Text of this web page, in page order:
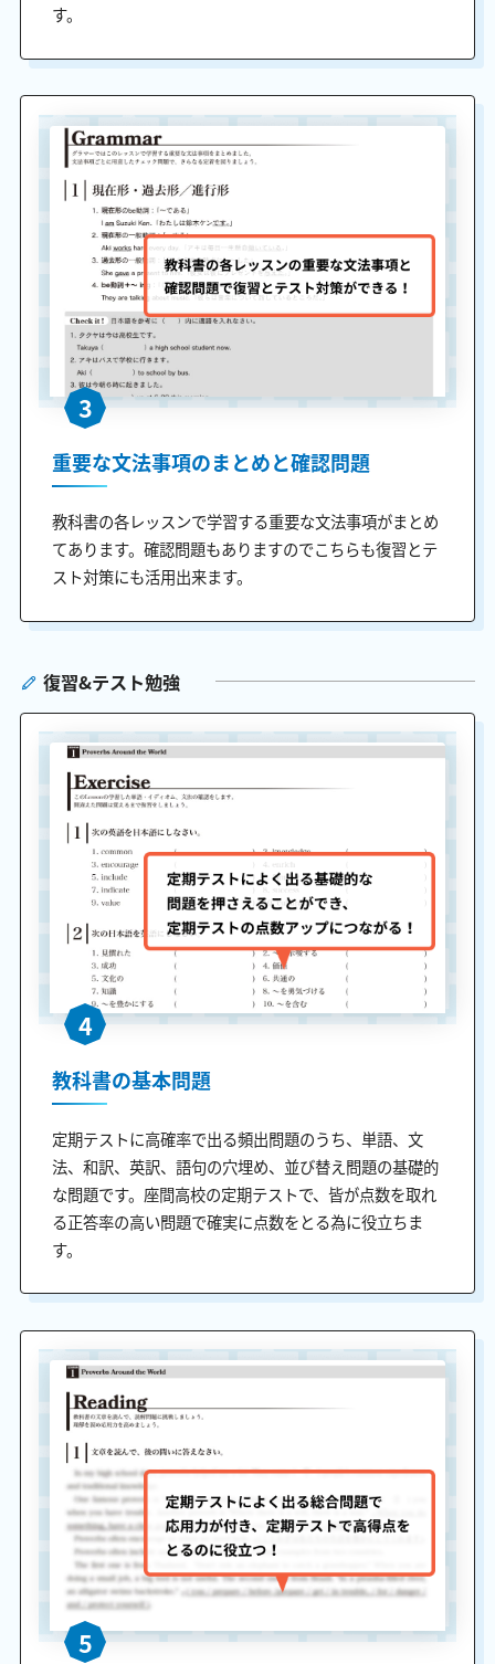
す。
3
重要な文法事項のまとめと確認問題
教科書の各レッスンで学習する重要な文法事項がまとめ
てあります。確認問題もありますのでこちらも復習とテ
スト対策にも活用出来ます。
復習&テスト勉強
4
教科書の基本問題
定期テストに高確率で出る頻出問題のうち、単語、文
法、和訳、英訳、語句の穴埋め、並び替え問題の基礎的
な問題です。座間高校の定期テストで、皆が点数を取れ
る正答率の高い問題で確実に点数をとる為に役立ちま
す。
5